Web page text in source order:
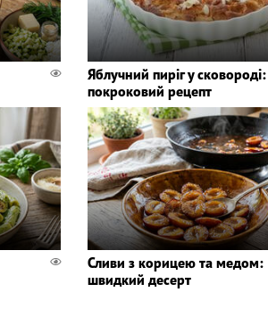
Яблучний пиріг у сковороді:
покроковий рецепт
Сливи з корицею та медом:
швидкий десерт